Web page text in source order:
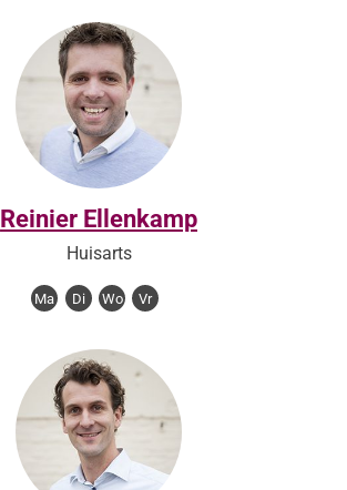
Reinier Ellenkamp
Huisarts
Ma Di Wo Vr